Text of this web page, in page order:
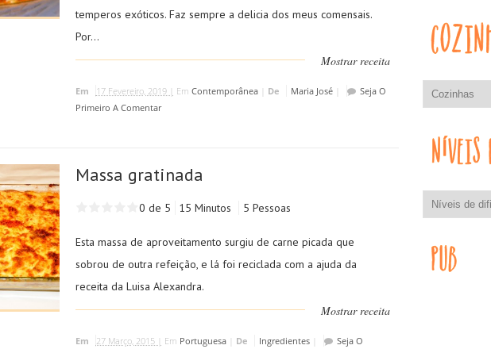
temperos exóticos. Faz sempre a delicia dos meus comensais.
Por...
Mostrar receita
Em 17 Fevereiro, 2019 | Em Contemporânea| De Maria José|
Seja O
Primeiro A Comentar
Massa gratinada
0 de 5 15 Minutos 5 Pessoas
Esta massa de aproveitamento surgiu de carne picada que
sobrou de outra refeição, e lá foi reciclada com a ajuda da
receita da Luisa Alexandra.
Mostrar receita
Em 27 Março, 2015 | Em Portuguesa| De Ingredientes|
Seja O